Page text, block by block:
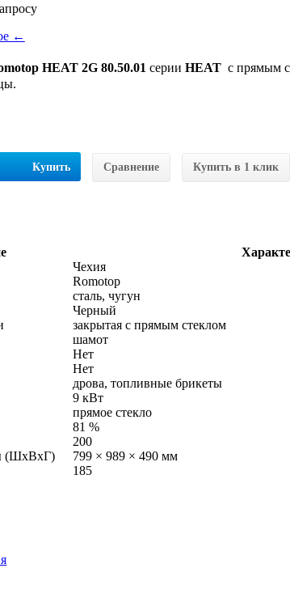
←
HEAT 2G 80.50.01 серии HEATс прямым
Купить Сравнение Купить в 1 клик
Чехия
Romotop
сталь, чугун
Черный
закрытая с прямым стеклом
шамот
Нет
Нет
дрова, топливные брикеты
9 кВт
прямое стекло
81 %
200
(ШхВхГ)
799 × 989 × 490 мм
185